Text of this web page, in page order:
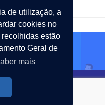
de utilização, a
cookies no
recolhidas estão
Geral de
mais
reservados